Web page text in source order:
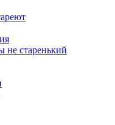
не старенький